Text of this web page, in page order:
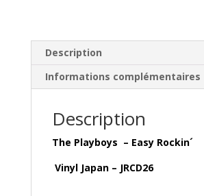
Description
Informations complémentaires
Description
The Playboys – Easy Rockin´
Vinyl Japan – JRCD26